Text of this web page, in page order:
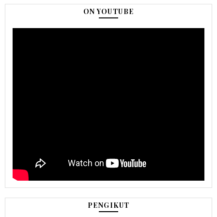
ON YOUTUBE
PENGIKUT